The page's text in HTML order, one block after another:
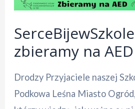
zbieramy na AED
Drodzy Przyjaciele naszej
Podkowa Leśna Miasto